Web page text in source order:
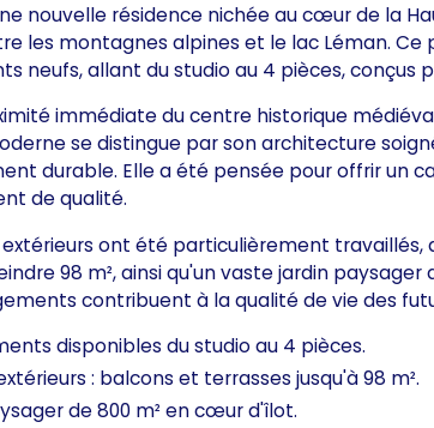
nouvelle résidence nichée au cœur de la
les montagnes alpines et le lac Léman.
neufs, allant du studio au 4 pièces, conçus
immédiate du centre historique
se distingue par son architecture
durable. Elle a été pensée pour offrir un
de qualité.
extérieurs ont été particulièrement travaillés,
98 m², ainsi qu'un vaste jardin
contribuent à la qualité de vie des
disponibles du studio au 4 pièces.
: balcons et terrasses jusqu'à 98 m².
de 800 m² en cœur d'îlot.